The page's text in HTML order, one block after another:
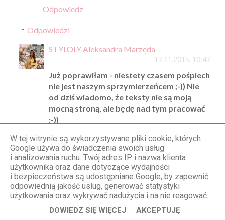
Odpowiedz
Odpowiedzi
STYLOLY Aleksandra Marzęda
17.11.2015, 10:47
Już poprawiłam - niestety czasem pośpiech
nie jest naszym sprzymierzeńcem ;-)) Nie
od dziś wiadomo, że teksty nie są moją
mocną stroną, ale będę nad tym pracować
;-))
Anonimowy
17.11.2015, 16:48
ja to rozumiem i napisałam to wyłącznie z chęci
pomocy a nie złośliwie:*
W tej witrynie są wykorzystywane pliki cookie, których
Google używa do świadczenia swoich usług
i analizowania ruchu. Twój adres IP i nazwa klienta
użytkownika oraz dane dotyczące wydajności
i bezpieczeństwa są udostępniane Google, by zapewnić
odpowiednią jakość usług, generować statystyki
użytkowania oraz wykrywać nadużycia i na nie reagować.
DOWIEDZ SIĘ WIĘCEJ AKCEPTUJĘ